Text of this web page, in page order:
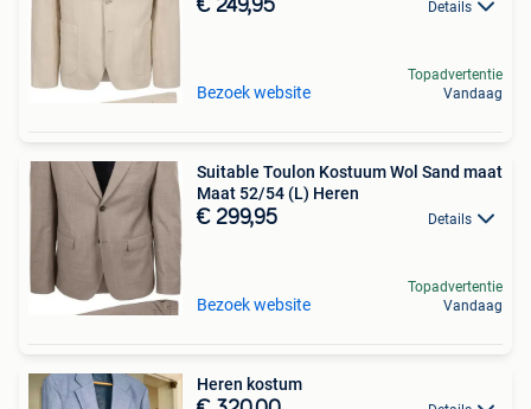
€ 249,95 Details
Bezoek website
Topadvertentie
Vandaag
Suitable Toulon Kostuum Wol Sand maat
Maat 52/54 (L) Heren
€ 299,95 Details
Bezoek website
Topadvertentie
Vandaag
Heren kostum